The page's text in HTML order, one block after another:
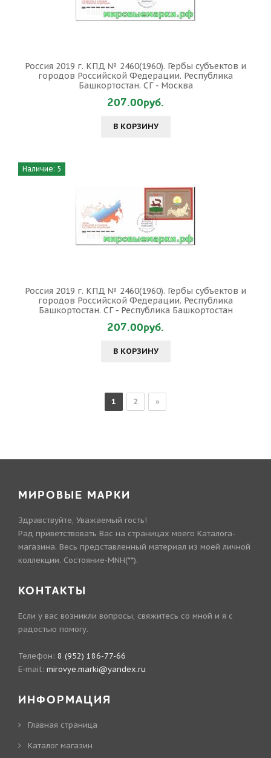
Россия 2019 г. КПД № 2460(1960). Гербы субъектов и
городов Российской Федерации. Республика
Башкортостан. СГ - Москва
207.00руб.
В КОРЗИНУ
Наличие: 5
Россия 2019 г. КПД № 2460(1960). Гербы субъектов и
городов Российской Федерации. Республика
Башкортостан. СГ - Республика Башкортостан
207.00руб.
В КОРЗИНУ
1 2 »
МИРОВЫЕ МАРКИ
Здравствуйте, Уважаемый гость!
Рад приветствовать Вас на страницах моего Каталога-
магазина. Весь представленный материал из моей личной
коллекции. Состояние-MNH(**).
КОНТАКТЫ
Если у вас возникли вопросы, свяжитесь со мной и я с
радостью помогу.
Телефон: 8 (952) 186-77-66
E-mail: mirovye.marki@yandex.ru
ИНФОРМАЦИЯ
Главная страница
Каталог магазин